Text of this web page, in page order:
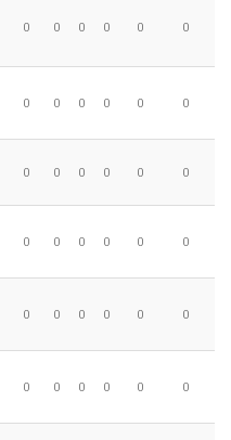
0 0 0 0 0 0
0 0 0 0 0 0
0 0 0 0 0 0
0 0 0 0 0 0
0 0 0 0 0 0
0 0 0 0 0 0